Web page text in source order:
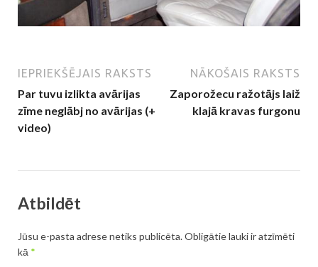
IEPRIEKŠĒJAIS RAKSTS
Par tuvu izlikta avārijas
zīme neglābj no avārijas (+
video)
NĀKOŠAIS RAKSTS
Zaporožecu ražotājs laiž
klajā kravas furgonu
Atbildēt
Jūsu e-pasta adrese netiks publicēta.Obligātie lauki ir atzīmēti
kā *